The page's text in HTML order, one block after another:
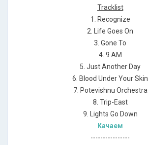
Tracklist
1. Recognize
2. Life Goes On
3. Gone To
4. 9 AM
5. Just Another Day
6. Blood Under Your Skin
7. Potevishnu Orchestra
8. Trip-East
9. Lights Go Down
Качаем
----------------